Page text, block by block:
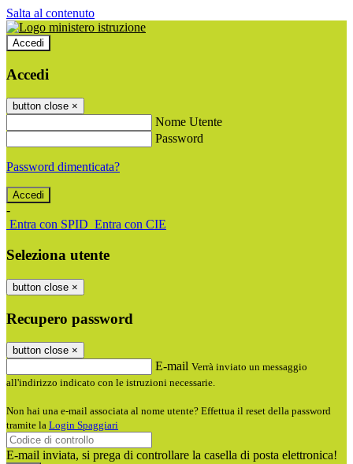
Salta al contenuto
Accedi
Accedi
button close ×
Nome Utente
Password
Password dimenticata?
-
Entra con SPID Entra con CIE
Seleziona utente
button close ×
Recupero password
button close ×
E-mail Verrà inviato un messaggio
all'indirizzo indicato con le istruzioni necessarie.
Non hai una e-mail associata al nome utente? Effettua il reset della password
tramite la Login Spaggiari
E-mail inviata, si prega di controllare la casella di posta elettronica!